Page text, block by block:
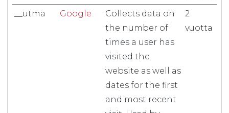
__utma
Google
Collects data on
the number of
times a user has
visited the
website as well as
dates for the first
and most recent
2
vuotta